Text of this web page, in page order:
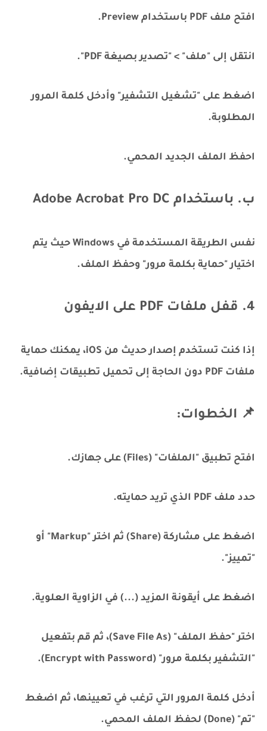
افتح ملف PDF باستخدام Preview.
انتقل إلى "ملف" > "تصدير بصيغة PDF".
اضغط على "تشغيل التشفير" وأدخل كلمة المرور
المطلوبة.
احفظ الملف الجديد المحمي.
ب. باستخدام Adobe Acrobat Pro DC
نفس الطريقة المستخدمة في Windows حيث يتم
اختيار "حماية بكلمة مرور" وحفظ الملف.
4. قفل ملفات PDF على الايفون
إذا كنت تستخدم إصدار حديث من iOS، يمكنك حماية
ملفات PDF دون الحاجة إلى تحميل تطبيقات إضافية.
📌 الخطوات:
افتح تطبيق "الملفات" (Files) على جهازك.
حدد ملف PDF الذي تريد حمايته.
اضغط على مشاركة (Share) ثم اختر "Markup" أو
"تمييز".
اضغط على أيقونة المزيد (...) في الزاوية العلوية.
اختر "حفظ الملف" (Save File As)، ثم قم بتفعيل
"التشفير بكلمة مرور" (Encrypt with Password).
أدخل كلمة المرور التي ترغب في تعيينها، ثم اضغط
"تم" (Done) لحفظ الملف المحمي.